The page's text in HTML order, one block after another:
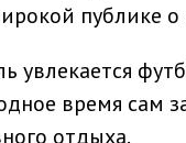
публике о
увлекается
время сам
отдыха.